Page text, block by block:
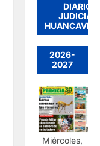
DIARIO
JUDICIAL
2026-
2027
Miércoles,